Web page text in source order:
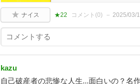
ナイス ★22 コメント(0) 2025/03/
kazu
自己破産者の悲惨な人生...面白いの？名